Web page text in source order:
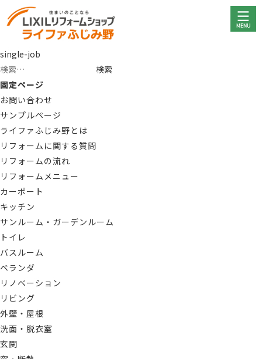
single-job
検
索:
固定ページ
お問い合わせ
サンプルページ
ライファふじみ野とは
リフォームに関する質問
リフォームの流れ
リフォームメニュー
カーポート
キッチン
サンルーム・ガーデンルーム
トイレ
バスルーム
ベランダ
リノベーション
リビング
外壁・屋根
洗面・脱衣室
玄関